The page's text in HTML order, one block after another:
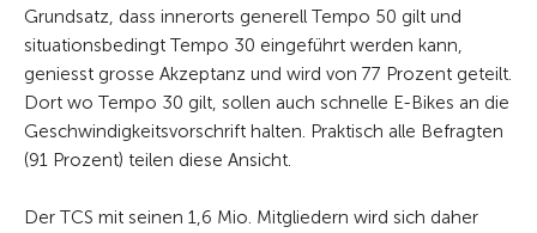
Grundsatz, dass innerorts generell Tempo 50 gilt und
situationsbedingt Tempo 30 eingeführt werden kann,
geniesst grosse Akzeptanz und wird von 77 Prozent geteilt.
Dort wo Tempo 30 gilt, sollen auch schnelle E-Bikes an die
Geschwindigkeitsvorschrift halten. Praktisch alle Befragten
(91 Prozent) teilen diese Ansicht.
Der TCS mit seinen 1,6 Mio. Mitgliedern wird sich daher